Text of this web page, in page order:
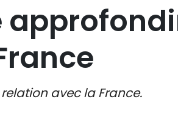
avec la France.